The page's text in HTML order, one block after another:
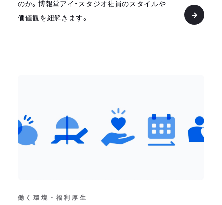
のか。博報堂アイ・スタジオ社員のスタイルや
価値観を紐解きます。
働く環境・福利厚生